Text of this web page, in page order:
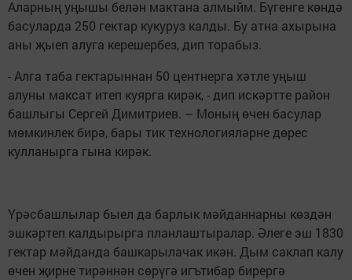
Аларның уңышы белән мактана алмыйм. Бүгенге көндә
басуларда 250 гектар кукуруз калды. Бу атна ахырына
аны җыеп алуга керешербез, дип торабыз.
- Алга таба гектарыннан 50 центнерга хәтле уңыш
алуны максат итеп куярга кирәк, - дип искәртте район
башлыгы Сергей Димитриев. – Моның өчен басулар
мөмкинлек бирә, бары тик технологияләрне дөрес
кулланырга гына кирәк.
Үрәсбашлылар быел да барлык мәйданнарны көздән
эшкәртеп калдырырга планлаштыралар. Әлеге эш 1830
гектар мәйданда башкарылачак икән. Дым саклап калу
өчен җирне тирәннән сөрүгә игътибар бирергә